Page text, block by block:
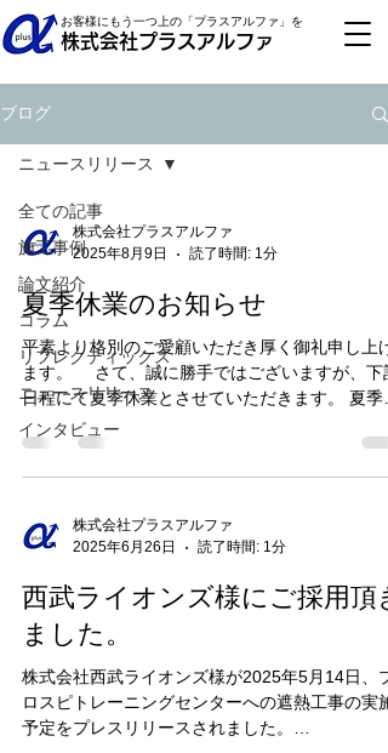
お客様にもう一つ上の「プラスアルファ」を
株式会社プラスアルファ
ブログ
全ての記事
施工事例
論文紹介
コラム
リフレクティックス
ニュースリリース
インタビュー
ニュースリリース
株式会社プラスアルファ
2025年8月9日
読了時間: 1分
夏季休業のお知らせ
平素より格別のご愛顧いただき厚く御礼申し上げ
ます。 さて、誠に勝手ではございますが、下
日程にて夏季休業とさせていただきます。 夏季
業：2025年8月10日(日)〜2025年8月17日(日)
間中はご不便をおかけしますが、何卒ご了承くだ
さいますようお願い申し上げます...
株式会社プラスアルファ
2025年6月26日
読了時間: 1分
西武ライオンズ様にご採用頂
ました。
株式会社西武ライオンズ様が2025年5月14日、プ
ロスピトレーニングセンターへの遮熱工事の実施
予定をプレスリリースされました。